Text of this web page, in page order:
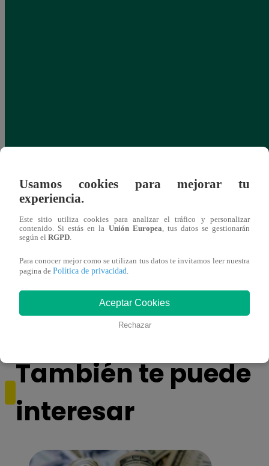
¡Imitadora de Laura Pausini se consagró
También te puede
interesar
Usamos cookies para mejorar tu
experiencia.
Este sitio utiliza cookies para analizar el tráfico y personalizar
contenido. Si estás en la Unión Europea , tus datos se gestionarán
según el RGPD
Para conocer mejor como se utilizan tus datos te invitamos leer nuestra
pagina de Política de privacidad
Aceptar Cookies
Rechazar